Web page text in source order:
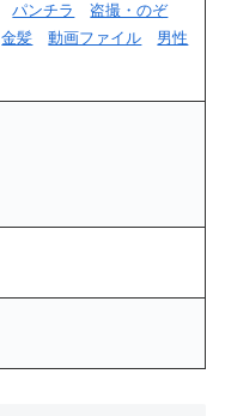
パンチラ
盗撮・のぞ
金髪 動画ファイル
男性